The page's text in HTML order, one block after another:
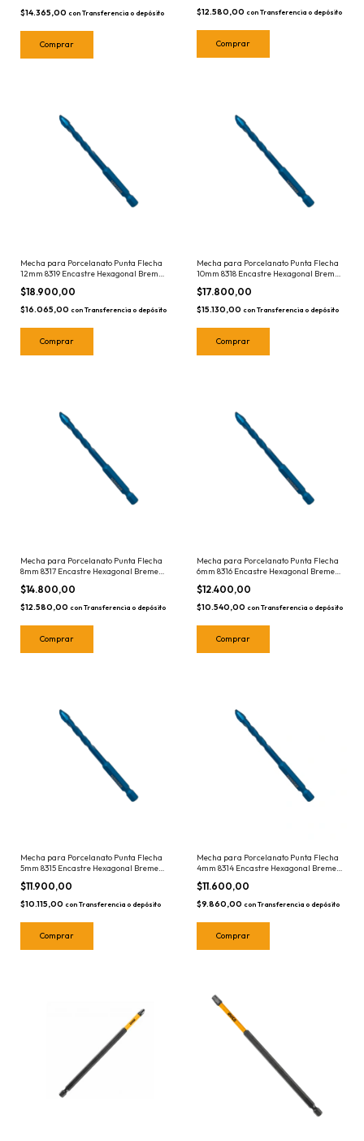
$14.365,00 con Transferencia o depósito $12.580,00 con Transferencia o depósito
Mecha para Porcelanato Punta Flecha
12mm 8319 Encastre Hexagonal Bremen
- Ceramicos - Azulejos - Vidrio
$18.900,00
$16.065,00 con Transferencia o depósito
Mecha para Porcelanato Punta Flecha
10mm 8318 Encastre Hexagonal Bremen
- Ceramicos - Azulejos - Vidrio
$17.800,00
$15.130,00 con Transferencia o depósito
Mecha para Porcelanato Punta Flecha
8mm 8317 Encastre Hexagonal Bremen
$14.800,00
$12.580,00 con Transferencia o depósito
Mecha para Porcelanato Punta Flecha
6mm 8316 Encastre Hexagonal Bremen
$12.400,00
$10.540,00 con Transferencia o depósito
Mecha para Porcelanato Punta Flecha
5mm 8315 Encastre Hexagonal Bremen
- Ceramicos - Azulejos - Vidrio
$11.900,00
$10.115,00 con Transferencia o depósito
Mecha para Porcelanato Punta Flecha
4mm 8314 Encastre Hexagonal Bremen
- Ceramicos - Azulejos - Vidrio
$11.600,00
$9.860,00 con Transferencia o depósito